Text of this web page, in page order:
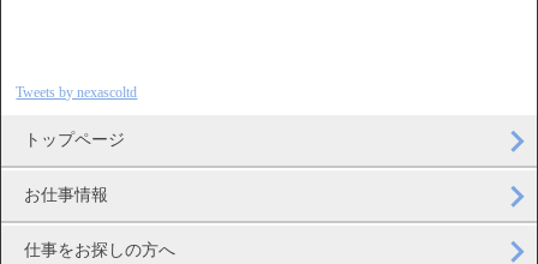
Tweets by nexascoltd
トップページ
お仕事情報
仕事をお探しの方へ